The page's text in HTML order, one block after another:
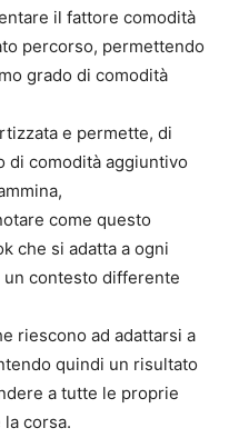
il fattore comodità
percorso, permettendo
grado di comodità
e permette, di
di comodità aggiuntivo
come questo
che si adatta a ogni
contesto differente
riescono ad adattarsi a
quindi un risultato
a tutte le proprie
corsa.